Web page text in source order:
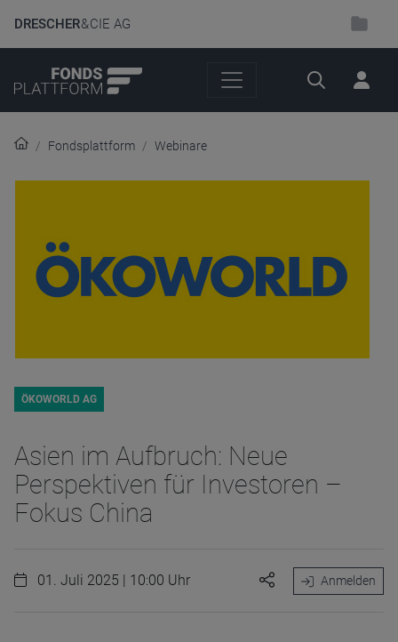
DRESCHER& CIE AG
Suche
Fondsplattform Webinare
ÖKOWORLD AG
Asien im Aufbruch: Neue
Perspektiven für Investoren –
Fokus China
01. Juli 2025 | 10:00 Uhr Anmelden